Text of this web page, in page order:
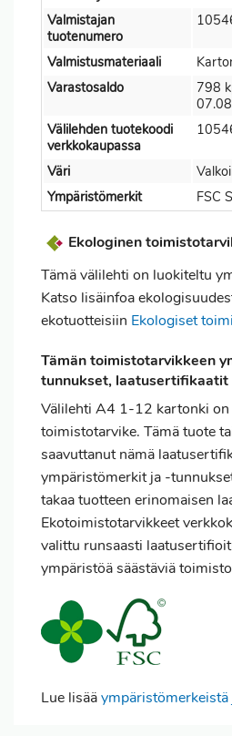
Valmistajan
tuotenumero
Valmistusmateriaali
Varastosaldo
798
Välilehden tuotekoodi
verkkokaupassa
Väri
Ympäristömerkit
FSC
Ekologinen
Tämä välilehti on luokiteltu
Katso lisäinfoa
ekotuotteisiin Ekologiset
Tämän toimistotarvikkeen
tunnukset, laatusertifikaatit
Välilehti A4 1-12 kartonki on
toimistotarvike. Tämä tuote
saavuttanut nämä
ympäristömerkit ja -
takaa tuotteen erinomaisen
Ekotoimistotarvikkeet
valittu runsaasti
ympäristöä säästäviä
Lue lisää